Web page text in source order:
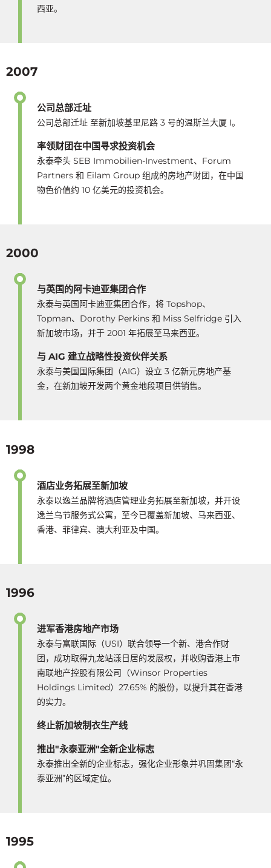
西亚。
2007
公司总部迁址
公司总部迁址 至新加坡基里尼路 3 号的温斯兰大厦 I。
率领财团在中国寻求投资机会
永泰牵头 SEB Immobilien-Investment、Forum
Partners 和 Eilam Group 组成的房地产财团，在中国
物色价值约 10 亿美元的投资机会。
2000
与英国的阿卡迪亚集团合作
永泰与英国阿卡迪亚集团合作，将 Topshop、
Topman、Dorothy Perkins 和 Miss Selfridge 引入
新加坡市场，并于 2001 年拓展至马来西亚。
与 AIG 建立战略性投资伙伴关系
永泰与美国国际集团（AIG）设立 3 亿新元房地产基
金，在新加坡开发两个黄金地段项目供销售。
1998
酒店业务拓展至新加坡
永泰以逸兰品牌将酒店管理业务拓展至新加坡，并开设
逸兰乌节服务式公寓，至今已覆盖新加坡、马来西亚、
香港、菲律宾、澳大利亚及中国。
1996
进军香港房地产市场
永泰与富联国际（USI）联合领导一个新、港合作财
团，成功取得九龙站漾日居的发展权，并收购香港上市
南联地产控股有限公司（Winsor Properties
Holdings Limited）27.65% 的股份，以提升其在香港
的实力。
终止新加坡制衣生产线
推出"永泰亚洲"全新企业标志
永泰推出全新的企业标志，强化企业形象并巩固集团“永
泰亚洲”的区域定位。
1995